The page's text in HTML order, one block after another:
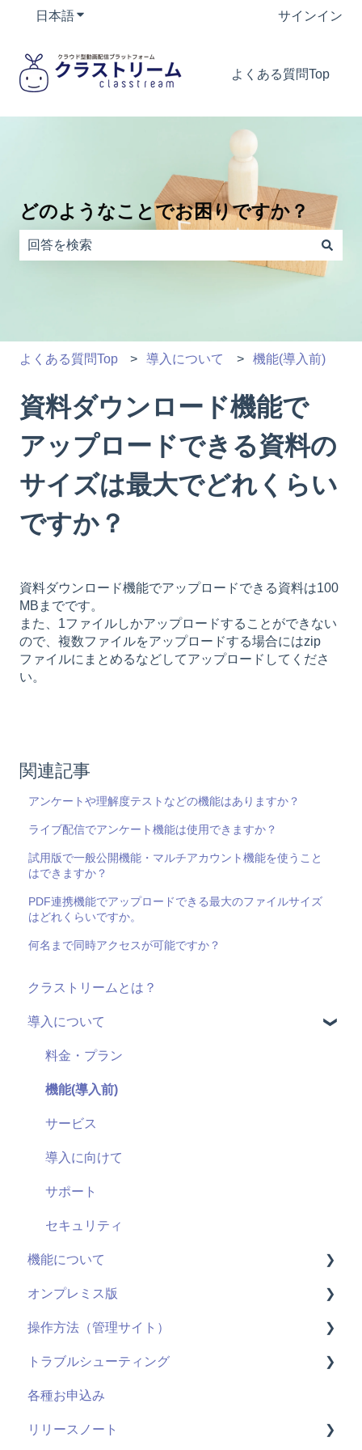
日本語翻訳のサブメニューを表示 サインイン
よくある質問Top
どのようなことでお困りですか？
検索フィールドが空なので、候補はありません。
よくある質問Top 導入について 機能(導入前)
資料ダウンロード機能で
アップロードできる資料の
サイズは最大でどれくらい
ですか？
資料ダウンロード機能でアップロードできる資料は100
MBまでです。
また、1ファイルしかアップロードすることができない
ので、複数ファイルをアップロードする場合にはzip
ファイルにまとめるなどしてアップロードしてくださ
い。
関連記事
アンケートや理解度テストなどの機能はありますか？
ライブ配信でアンケート機能は使用できますか？
試用版で一般公開機能・マルチアカウント機能を使うこと
はできますか？
PDF連携機能でアップロードできる最大のファイルサイズ
はどれくらいですか。
何名まで同時アクセスが可能ですか？
クラストリームとは？
導入について
料金・プラン
機能(導入前)
サービス
導入に向けて
サポート
セキュリティ
機能について
動画配信
ライブ配信
ユーザーID
管理機能：管理サイト
アンケート機能
オンプレミス版
全般
用語
システム仕様
お申し込み・導入
操作方法（管理サイト）
はじめに
ライブ配信
ユーザー管理機能
トラブルシューティング
視聴ページ
管理サイト
各種お申込み
リリースノート